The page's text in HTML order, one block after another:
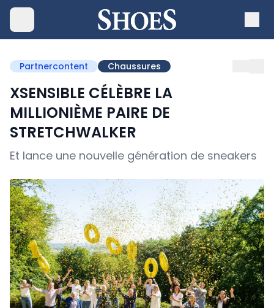
Partnercontent Chaussures
XSENSIBLE CÉLÈBRE LA
MILLIONIÈME PAIRE DE
STRETCHWALKER
Et lance une nouvelle génération de sneakers